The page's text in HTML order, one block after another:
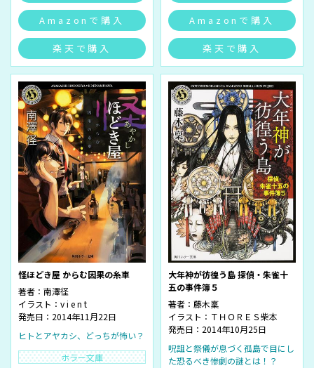
Amazonで購入
楽天で購入
Amazonで購入
楽天で購入
怪ほどき屋 からむ因果の糸車
著者： 南澤径
イラスト： v i e n t
発売日：2014年11月22日
ヒトとアヤカシ、どっちが怖い？
ホラー文庫
大年神が彷徨う島 探偵・朱雀十
五の事件簿５
著者： 藤木稟
イラスト： ＴＨＯＲＥＳ柴本
発売日：2014年10月25日
呪詛と祭儀が息づく孤島で目にし
た恐るべき惨劇の謎とは！？